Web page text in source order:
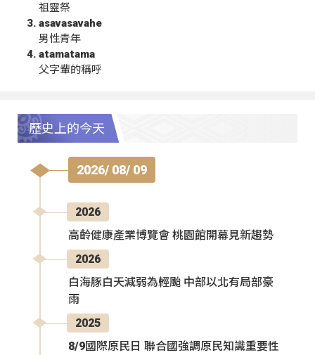
祖靈祭
asavasavahe
男性青年
atamatama
父字輩的稱呼
歷史上的今天
2026/ 08/ 09
2026
高齡健康產業博覽會 桃園館開幕見新趨勢
2026
白海豚白天減弱為輕颱 中部以北有局部豪
雨
2025
8/9國際原民日 聯合國強調原民知識重要性